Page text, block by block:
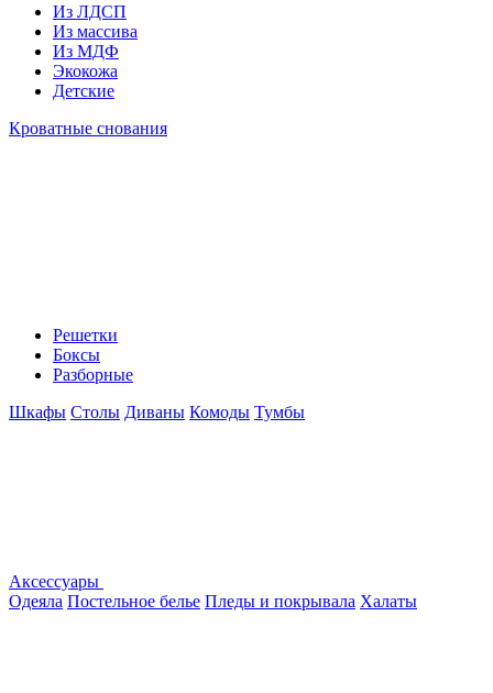
Из ЛДСП
Из массива
Из МДФ
Экокожа
Детские
Кроватные снования
Решетки
Боксы
Разборные
Шкафы Столы Диваны Комоды Тумбы
Аксессуары
Одеяла Постельное белье Пледы и покрывала Халаты